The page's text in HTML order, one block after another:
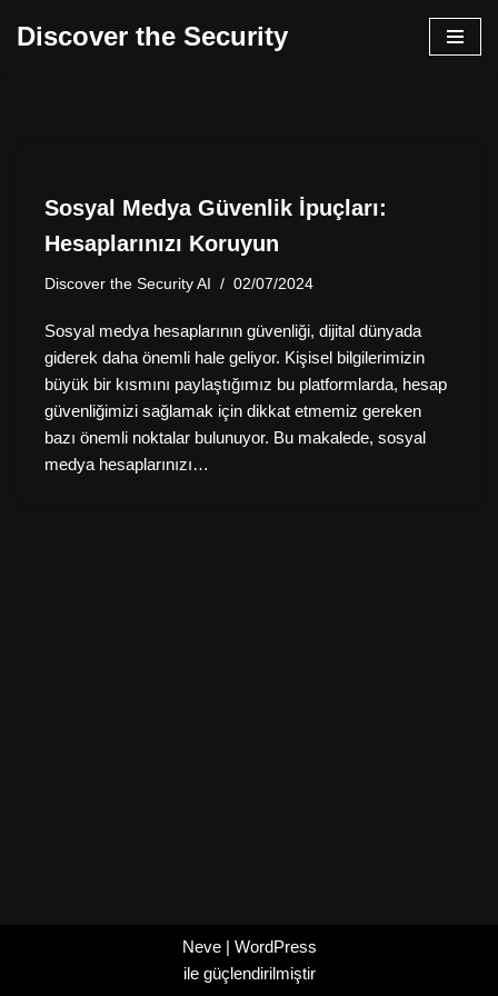
Discover the Security
Sosyal Medya Güvenlik İpuçları:
Hesaplarınızı Koruyun
Discover the Security AI 02/07/2024
Sosyal medya hesaplarının güvenliği, dijital dünyada
giderek daha önemli hale geliyor. Kişisel bilgilerimizin
büyük bir kısmını paylaştığımız bu platformlarda, hesap
güvenliğimizi sağlamak için dikkat etmemiz gereken
bazı önemli noktalar bulunuyor. Bu makalede, sosyal
medya hesaplarınızı…
Neve| WordPress
ile güçlendirilmiştir